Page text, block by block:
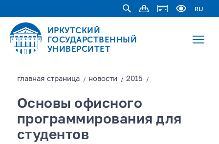
RU
ИРКУТСКИЙ
ГОСУДАРСТВЕННЫЙ
УНИВЕРСИТЕТ
главная страницa / новости / 2015 /
Основы офисного
программирования для
студентов